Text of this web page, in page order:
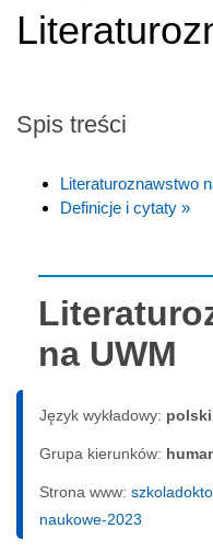
Spis treści
Literaturoznawstwo
Definicje i cytaty »
na UWM
Język wykładowy: polski
Grupa kierunków:
Strona www:
naukowe-2023